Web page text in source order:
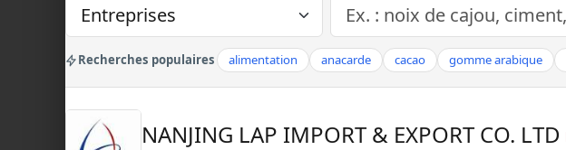
Recherches populaires alimentation anacarde cacao gomme arabique
NANJING LAP IMPORT & EXPORT CO. LTD